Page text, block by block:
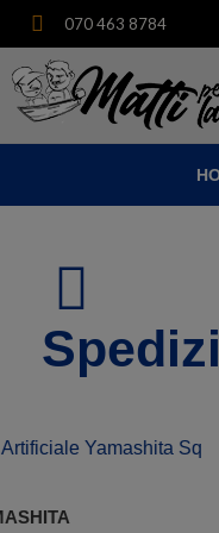
070 463 8784